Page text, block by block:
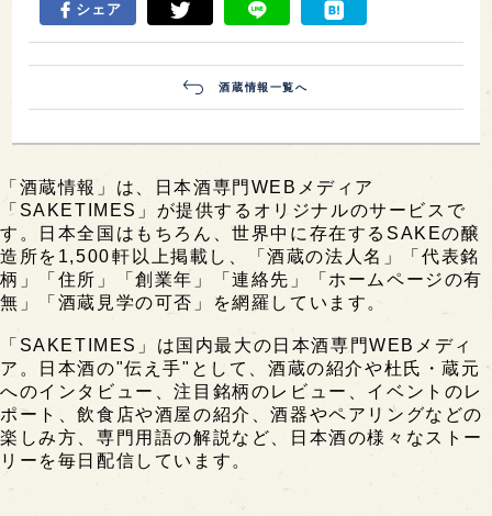
シェア
酒蔵情報一覧へ
「酒蔵情報」は、日本酒専門WEBメディア
「SAKETIMES」が提供するオリジナルのサービスで
す。日本全国はもちろん、世界中に存在するSAKEの醸
造所を1,500軒以上掲載し、「酒蔵の法人名」「代表銘
柄」「住所」「創業年」「連絡先」「ホームページの有
無」「酒蔵見学の可否」を網羅しています。
「SAKETIMES」は国内最大の日本酒専門WEBメディ
ア。日本酒の"伝え手"として、酒蔵の紹介や杜氏・蔵元
へのインタビュー、注目銘柄のレビュー、イベントのレ
ポート、飲食店や酒屋の紹介、酒器やペアリングなどの
楽しみ方、専門用語の解説など、日本酒の様々なストー
リーを毎日配信しています。